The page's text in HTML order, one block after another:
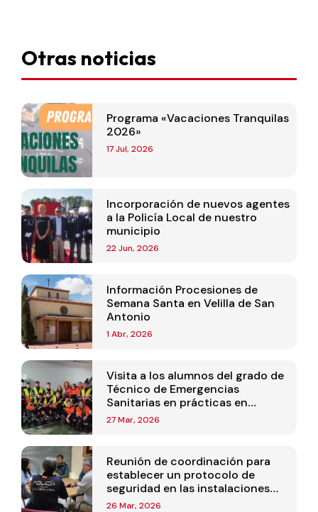
Otras noticias
Programa «Vacaciones Tranquilas
2026»
17 Jul, 2026
Incorporación de nuevos agentes
a la Policía Local de nuestro
municipio
22 Jun, 2026
Información Procesiones de
Semana Santa en Velilla de San
Antonio
1 Abr, 2026
Visita a los alumnos del grado de
Técnico de Emergencias
Sanitarias en prácticas en
Protección Civil de Velilla
27 Mar, 2026
Reunión de coordinación para
establecer un protocolo de
seguridad en las instalaciones
deportivas
26 Mar, 2026